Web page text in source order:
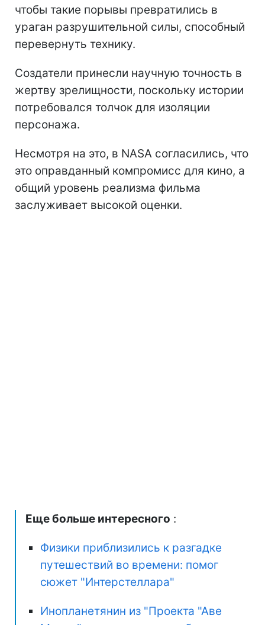
чтобы такие порывы превратились в
ураган разрушительной силы, способный
перевернуть технику.
Создатели принесли научную точность в
жертву зрелищности, поскольку истории
потребовался толчок для изоляции
персонажа.
Несмотря на это, в NASA согласились, что
это оправданный компромисс для кино, а
общий уровень реализма фильма
заслуживает высокой оценки.
Еще больше интересного :
Физики приблизились к разгадке
путешествий во времени: помог
сюжет "Интерстеллара"
Инопланетянин из "Проекта "Аве